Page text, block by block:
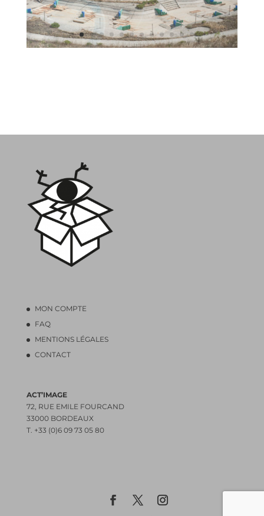
MON COMPTE
FAQ
MENTIONS LÉGALES
CONTACT
ACT’IMAGE
72, RUE EMILE FOURCAND
33000 BORDEAUX
T. +33 (0)6 09 73 05 80